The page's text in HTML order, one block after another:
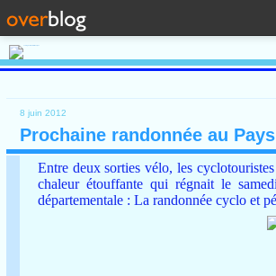
8 juin 2012
Prochaine randonnée au
Entre deux sorties vélo, les
chaleur étouffante qui régnait le
départementale : La randonnée cyclo et